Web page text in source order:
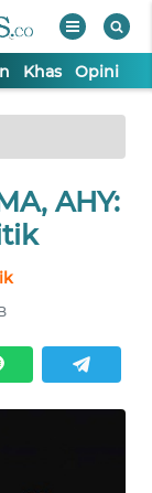
Khas Opini
AHY: